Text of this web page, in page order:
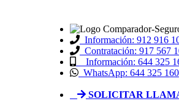
Información: 912 916
Contratación: 917 567
Información: 644 325
WhatsApp: 644 325 160
SOLICITAR